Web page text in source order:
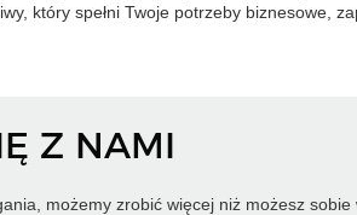
który spełni Twoje potrzeby biznesowe,
Z NAMI
możemy zrobić więcej niż możesz sobie